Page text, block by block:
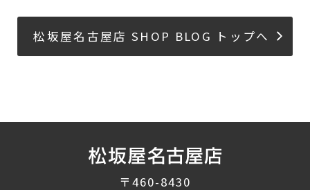
松坂屋名古屋店 SHOP BLOG トップへ
〒460-8430